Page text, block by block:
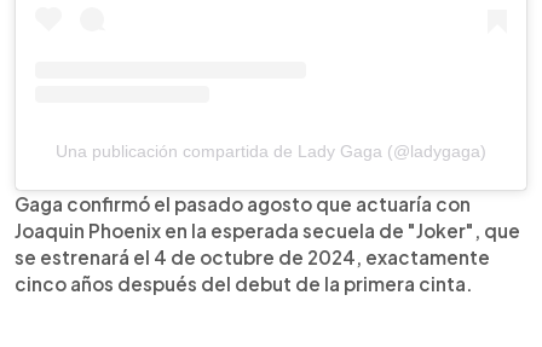
Una publicación compartida de Lady Gaga (@ladygaga)
Gaga confirmó el pasado agosto que actuaría con
Joaquin Phoenix en la esperada secuela de "Joker", que
se estrenará el 4 de octubre de 2024, exactamente
cinco años después del debut de la primera cinta.